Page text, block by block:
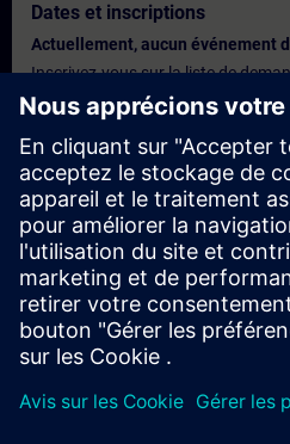
Dates et inscriptions
Actuellement, aucun événement
Inscrivez-vous sur la liste de
notification dès que de nouvelles
Activer le service de notification
Offre personnalisée
Vous avez besoin d'une offre
vos données personnelles, nous
une offre personnalisée à votre
Envoyez une offre personnelle